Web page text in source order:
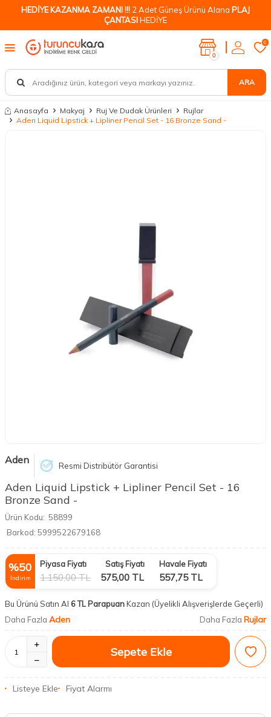
HEDİYE KAZANMA ZAMANI !!! 2 Adet Güneş Ürünü Alana PLAJ
ÇANTASIHEDİYE
ARA
0
0
Anasayfa Makyaj Ruj Ve Dudak Ürünleri
Rujlar
Aden Liquid Lipstick + Lipliner Pencil Set - 16 Bronze Sand -
Aden Resmi Distribütör Garantisi
Aden Liquid Lipstick + Lipliner Pencil Set - 16
Bronze Sand -
Ürün Kodu: 58899
Barkod: 5999522679168
%50
İndirim
Piyasa Fiyatı
1.150,00TL
Satış Fiyatı
575,00 TL
Havale Fiyatı
557,75TL
Bu Ürünü Satın Al 6 TL ParapuanKazan (Üyelikli Alışverişlerde Geçerli)
Daha Fazla Aden Daha Fazla Rujlar
Sepete Ekle
Listeye Ekle Fiyat Alarmı